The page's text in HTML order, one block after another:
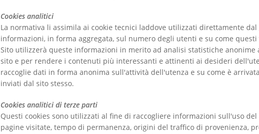
Cookies analitici
La normativa li assimila ai cookie tecnici laddove utilizzati direttamente
informazioni, in forma aggregata, sul numero degli utenti e su come
Sito utilizzerà queste informazioni in merito ad analisi statistiche
sito e per rendere i contenuti più interessanti e attinenti ai desideri
raccoglie dati in forma anonima sull'attività dell'utenza e su come è
inviati dal sito stesso.
Cookies analitici di terze parti
Questi cookies sono utilizzati al fine di raccogliere informazioni sull'uso
pagine visitate, tempo di permanenza, origini del traffico di provenienza,